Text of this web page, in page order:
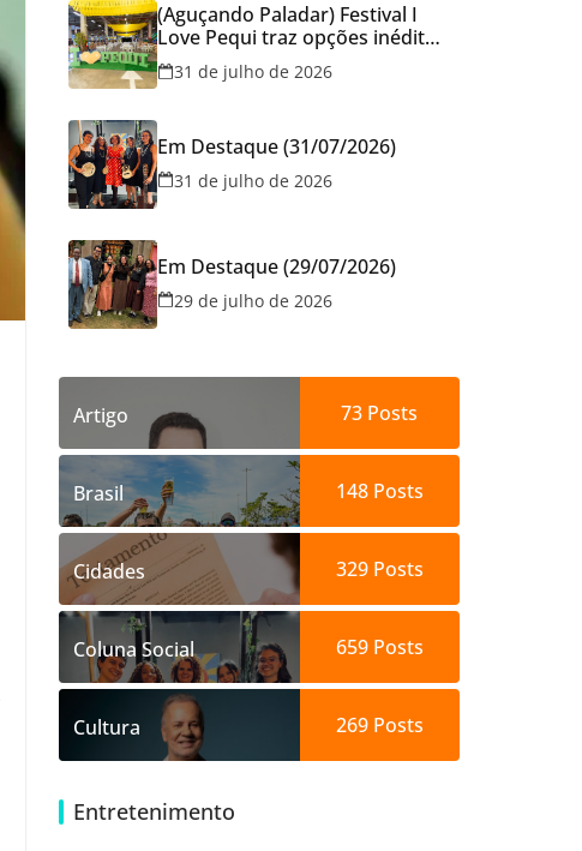
(Aguçando Paladar) Festival I
Love Pequi traz opções inéditas
de pratos e atrações gratuitas
no fim de semana dos Pais em
31 de julho de 2026
Em Destaque (31/07/2026)
31 de julho de 2026
Em Destaque (29/07/2026)
29 de julho de 2026
Artigo 73 Posts
Brasil 148Posts
Cidades 329Posts
Coluna Social 659Posts
Cultura 269Posts
Entretenimento